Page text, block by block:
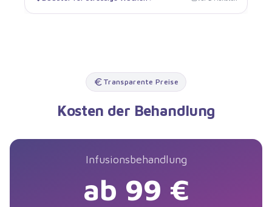
Transparente Preise
Kosten der Behandlung
Infusionsbehandlung
ab 99 €